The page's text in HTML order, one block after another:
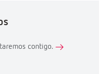
contigo.